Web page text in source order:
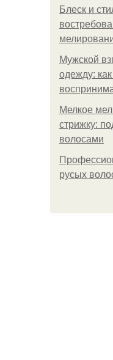
Блеск и
Мужской
одежду:
Мелкое
стрижку:
волосами
русых